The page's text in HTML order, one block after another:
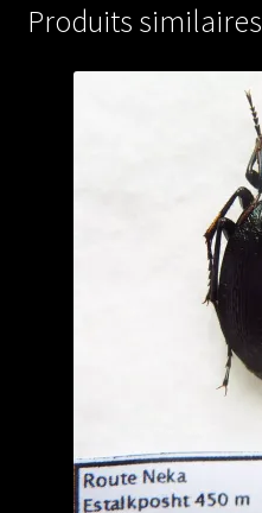
from
Produits similaires